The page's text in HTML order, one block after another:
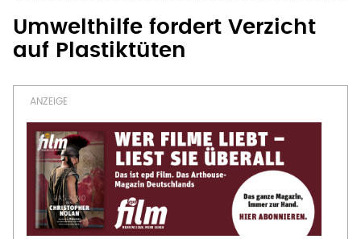
Umwelthilfe fordert Verzicht
auf Plastiktüten